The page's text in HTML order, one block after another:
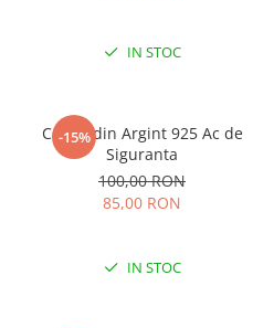
IN STOC
-15%
Cercei din Argint 925 Ac de
Siguranta
100,00 RON
85,00 RON
IN STOC